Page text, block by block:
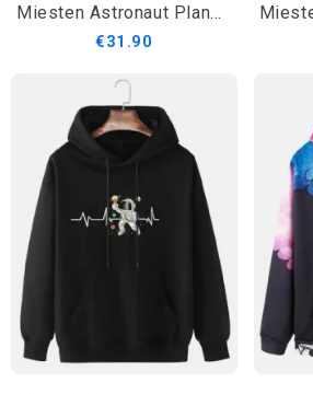
Miesten Astronaut Planet Print Puuvillaiset Hupparit Joissa On Kengurutasku
€31.90